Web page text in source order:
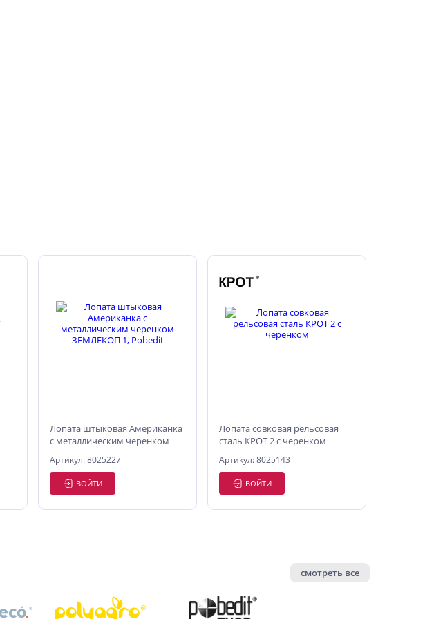
Лопата штыковая Американка
с металлическим черенком
Артикул: 8025227
ВОЙТИ
Лопата совковая рельсовая
сталь КРОТ 2 с черенком
Артикул: 8025143
ВОЙТИ
смотреть все